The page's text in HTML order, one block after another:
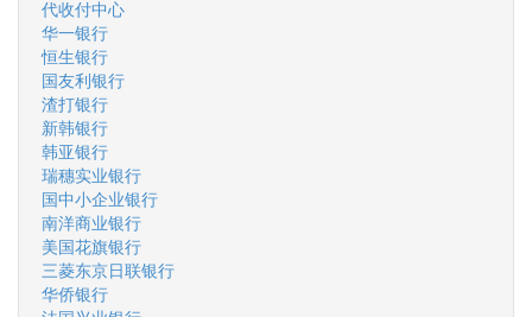
代收付中心
华一银行
恒生银行
国友利银行
渣打银行
新韩银行
韩亚银行
瑞穗实业银行
国中小企业银行
南洋商业银行
美国花旗银行
三菱东京日联银行
华侨银行